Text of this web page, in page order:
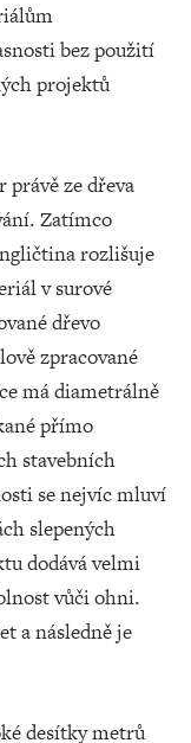
bez použití
projektů
právě ze dřeva
Zatímco
rozlišuje
v surové
dřevo
zpracované
má diametrálně
přímo
stavebních
se nejvíc mluví
slepených
dodává velmi
vůči ohni.
a následně je
desítky metrů